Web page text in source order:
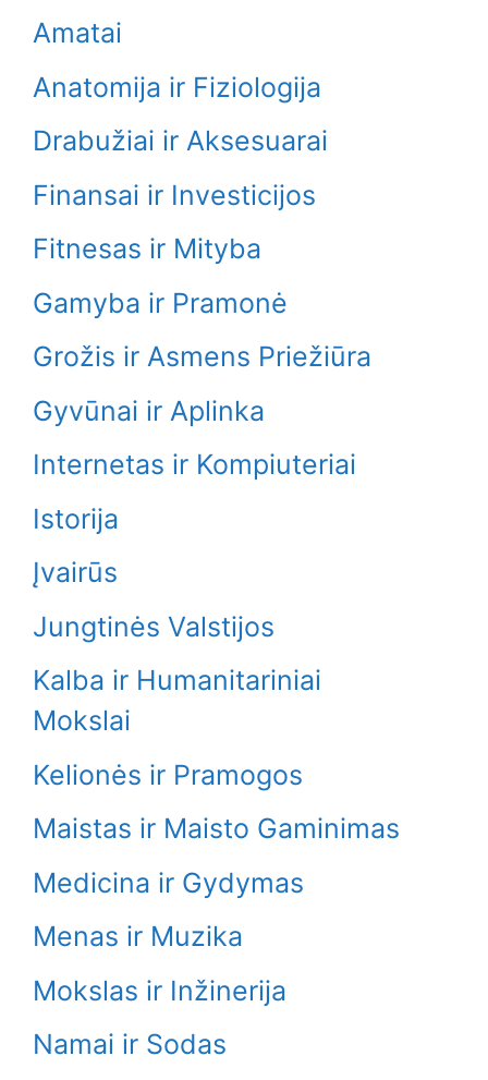
Amatai
Anatomija ir Fiziologija
Drabužiai ir Aksesuarai
Finansai ir Investicijos
Fitnesas ir Mityba
Gamyba ir Pramonė
Grožis ir Asmens Priežiūra
Gyvūnai ir Aplinka
Internetas ir Kompiuteriai
Istorija
Įvairūs
Jungtinės Valstijos
Kalba ir Humanitariniai
Mokslai
Kelionės ir Pramogos
Maistas ir Maisto Gaminimas
Medicina ir Gydymas
Menas ir Muzika
Mokslas ir Inžinerija
Namai ir Sodas